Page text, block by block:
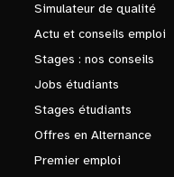
Simulateur de qualité
Actu et conseils emploi
Stages : nos conseils
Jobs étudiants
Stages étudiants
Offres en Alternance
Premier emploi